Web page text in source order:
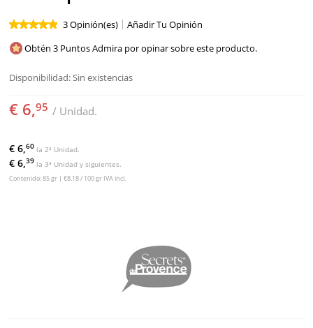
3 Opinión(es)
Añadir Tu Opinión
Obtén 3 Puntos Admira por opinar sobre este producto.
Disponibilidad:Sin existencias
€ 6,95 / Unidad.
€ 6,60 la 2ª Unidad.
€ 6,39 la 3ª Unidad y siguientes.
Contenido: 85 gr | €8.18 / 100 gr IVA incl.